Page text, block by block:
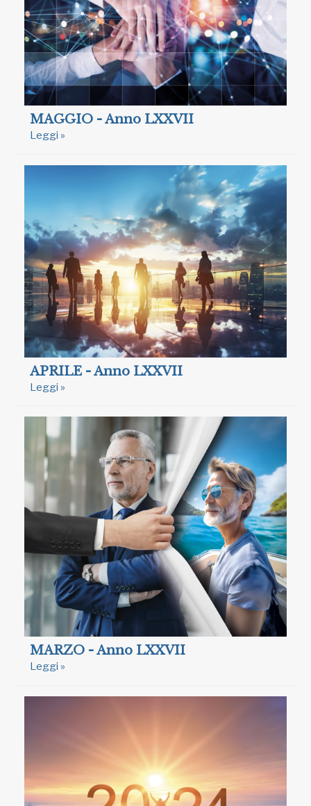
MAGGIO - Anno LXXVII
Leggi »
APRILE - Anno LXXVII
Leggi »
MARZO - Anno LXXVII
Leggi »